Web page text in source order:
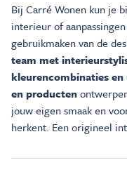
Bij Carré Wonen kun je
interieur of
gebruikmaken van de
team met
kleurencombinaties
en producten
jouw eigen smaak en
herkent. Een origineel